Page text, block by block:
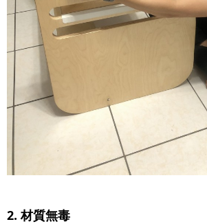
2. 材質無毒